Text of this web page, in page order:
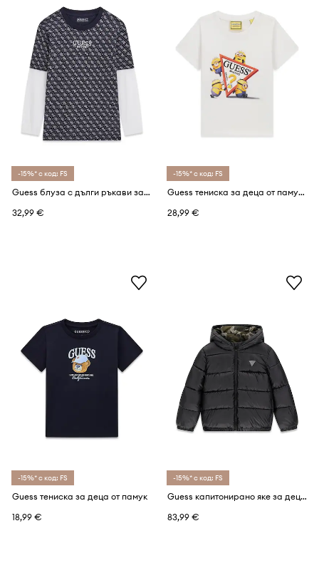
-15%* с код: FS
Guess блуза с дълги ръкави за деца от памук
32,99 €
-15%* с код: FS
Guess тениска за деца от памук GJ X MINIONS
28,99 €
-15%* с код: FS
Guess тениска за деца от памук
18,99 €
-15%* с код: FS
Guess капитонирано яке за деца
83,99 €